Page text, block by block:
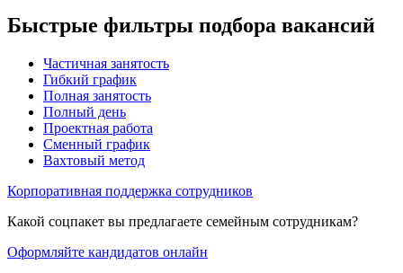
Быстрые фильтры подбора вакансий
Частичная занятость
Гибкий график
Полная занятость
Полный день
Проектная работа
Сменный график
Вахтовый метод
Корпоративная поддержка сотрудников
Какой соцпакет вы предлагаете семейным сотрудникам?
Оформляйте кандидатов онлайн